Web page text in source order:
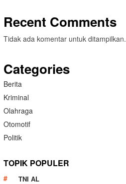
Recent Comments
Tidak ada komentar untuk ditampilkan.
Categories
Berita
Kriminal
Olahraga
Otomotif
Politik
TOPIK POPULER
TNI AL